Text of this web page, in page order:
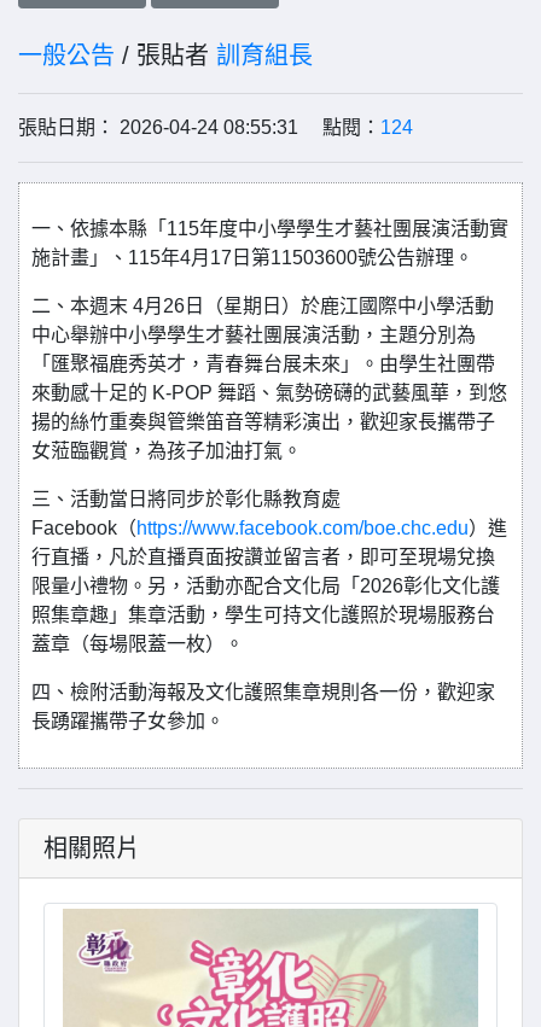
一般公告 / 張貼者 訓育組長
張貼日期： 2026-04-24 08:55:31 點閱： 124
一、依據本縣「115年度中小學學生才藝社團展演活動實
施計畫」、115年4月17日第11503600號公告辦理。
二、本週末 4月26日（星期日）於鹿江國際中小學活動
中心舉辦中小學學生才藝社團展演活動，主題分別為
「匯聚福鹿秀英才，青春舞台展未來」。由學生社團帶
來動感十足的 K-POP 舞蹈、氣勢磅礴的武藝風華，到悠
揚的絲竹重奏與管樂笛音等精彩演出，歡迎家長攜帶子
女蒞臨觀賞，為孩子加油打氣。
三、活動當日將同步於彰化縣教育處
Facebook（https://www.facebook.com/boe.chc.edu）進
行直播，凡於直播頁面按讚並留言者，即可至現場兌換
限量小禮物。另，活動亦配合文化局「2026彰化文化護
照集章趣」集章活動，學生可持文化護照於現場服務台
蓋章（每場限蓋一枚）。
四、檢附活動海報及文化護照集章規則各一份，歡迎家
長踴躍攜帶子女參加。
相關照片